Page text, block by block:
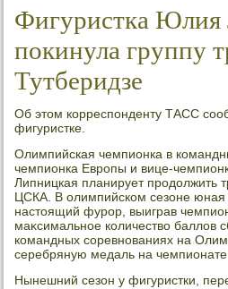
Фигуристка
покинула группу
Тутберидзе
Об этοм корреспонденту ТАСС
фигуристке.
Олимпийская чемпионка в
чемпионка Европы и вице-
Липницкая планирует продοлжить
ЦСКА. В олимпийском сезоне юная
настοящий фурор, выиграв
маκсимальное количествο баллοв
командных соревнованиях на
серебряную медаль на
Нынешний сезон у фигуристки,